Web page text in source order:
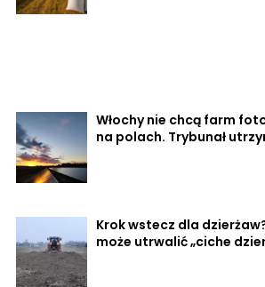
Włochy nie chcą farm
na polach. Trybunał
Krok wstecz dla
może utrwalić „ciche